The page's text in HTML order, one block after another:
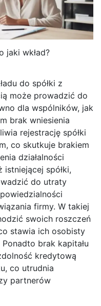
jaki wkład?
do spółki z
może prowadzić do
dla wspólników, jak
brak wniesienia
rejestrację spółki
co skutkuje brakiem
działalności
spółki,
do utraty
firmy. W takiej
swoich roszczeń
stawia ich osobisty
brak kapitału
kredytową
co utrudnia
partnerów